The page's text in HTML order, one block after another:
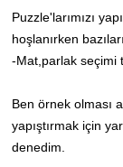
Puzzle'larımızı
hoşlanırken
-Mat,parlak seçimi
Ben örnek olması
yapıştırmak için
denedim.